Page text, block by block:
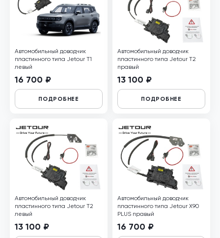
Автомобильный доводчик
пластинного типа Jetour T1
левый
16 700 ₽
ПОДРОБНЕЕ
Автомобильный доводчик
пластинного типа Jetour T2
правый
13 100 ₽
ПОДРОБНЕЕ
Автомобильный доводчик
пластинного типа Jetour T2
левый
13 100 ₽
Автомобильный доводчик
пластинного типа Jetour X90
PLUS правый
16 700 ₽